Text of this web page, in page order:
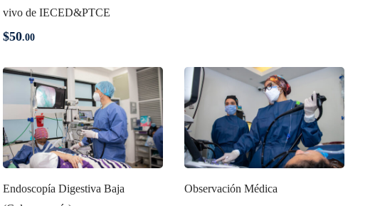
vivo de IECED&PTCE
$50.00
Endoscopía Digestiva Baja
Observación Médica